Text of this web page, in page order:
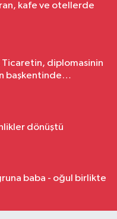
kafe ve otellerde
Ticaretin, diplomasinin
başkentinde
dönüştü
baba - oğul birlikte